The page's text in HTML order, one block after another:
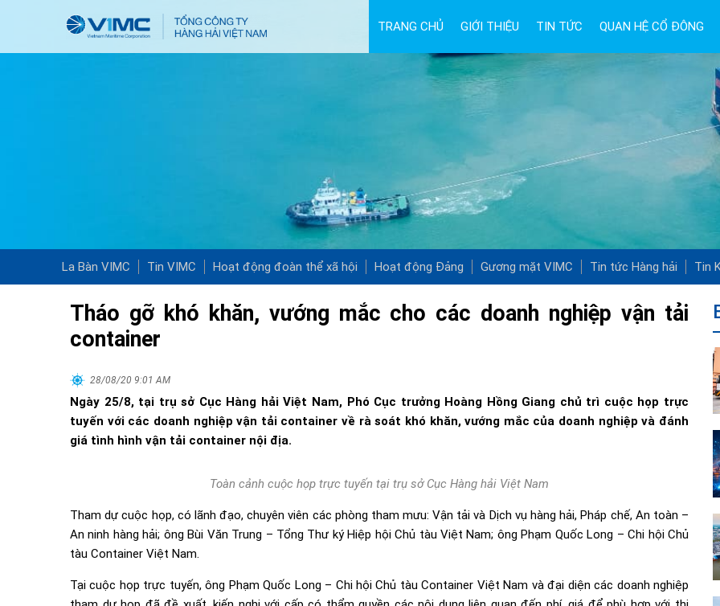
TRANG CHỦ GIỚI THIỆU TIN TỨC QUAN HỆ CỔ ĐÔNG
La Bàn VIMC Tin VIMC Hoạt động đoàn thể xã hội Hoạt động Đảng Gương mặt VIMC Tin tức Hàng hải Tin
Tháo gỡ khó khăn, vướng mắc cho các doanh nghiệp vận tải
container
28/08/20 9:01 AM
Ngày 25/8, tại trụ sở Cục Hàng hải Việt Nam, Phó Cục trưởng Hoàng Hồng Giang chủ trì cuộc họp trực
tuyến với các doanh nghiệp vận tải container về rà soát khó khăn, vướng mắc của doanh nghiệp và đánh
giá tình hình vận tải container nội địa.
Toàn cảnh cuộc họp trực tuyến tại trụ sở Cục Hàng hải Việt Nam
Tham dự cuộc họp, có lãnh đạo, chuyên viên các phòng tham mưu: Vận tải và Dịch vụ hàng hải, Pháp chế, An toàn –
An ninh hàng hải; ông Bùi Văn Trung – Tổng Thư ký Hiệp hội Chủ tàu Việt Nam; ông Phạm Quốc Long – Chi hội Chủ
tàu Container Việt Nam.
Tại cuộc họp trực tuyến, ông Phạm Quốc Long – Chi hội Chủ tàu Container Việt Nam và đại diện các doanh nghiệp